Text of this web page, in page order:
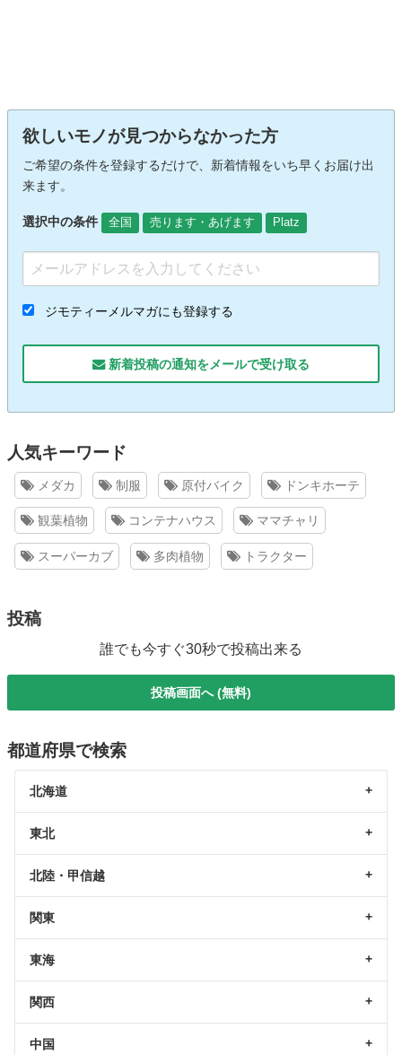
欲しいモノが見つからなかった方
ご希望の条件を登録するだけで、新着情報をいち早くお届け出
来ます。
選択中の条件 全国 売ります・あげます Platz
ジモティーメルマガにも登録する
新着投稿の通知をメールで受け取る
人気キーワード
メダカ 制服 原付バイク ドンキホーテ
観葉植物 コンテナハウス ママチャリ
スーパーカブ 多肉植物 トラクター
投稿
誰でも今すぐ30秒で投稿出来る
投稿画面へ (無料)
都道府県で検索
北海道
東北
北陸・甲信越
関東
東海
関西
中国